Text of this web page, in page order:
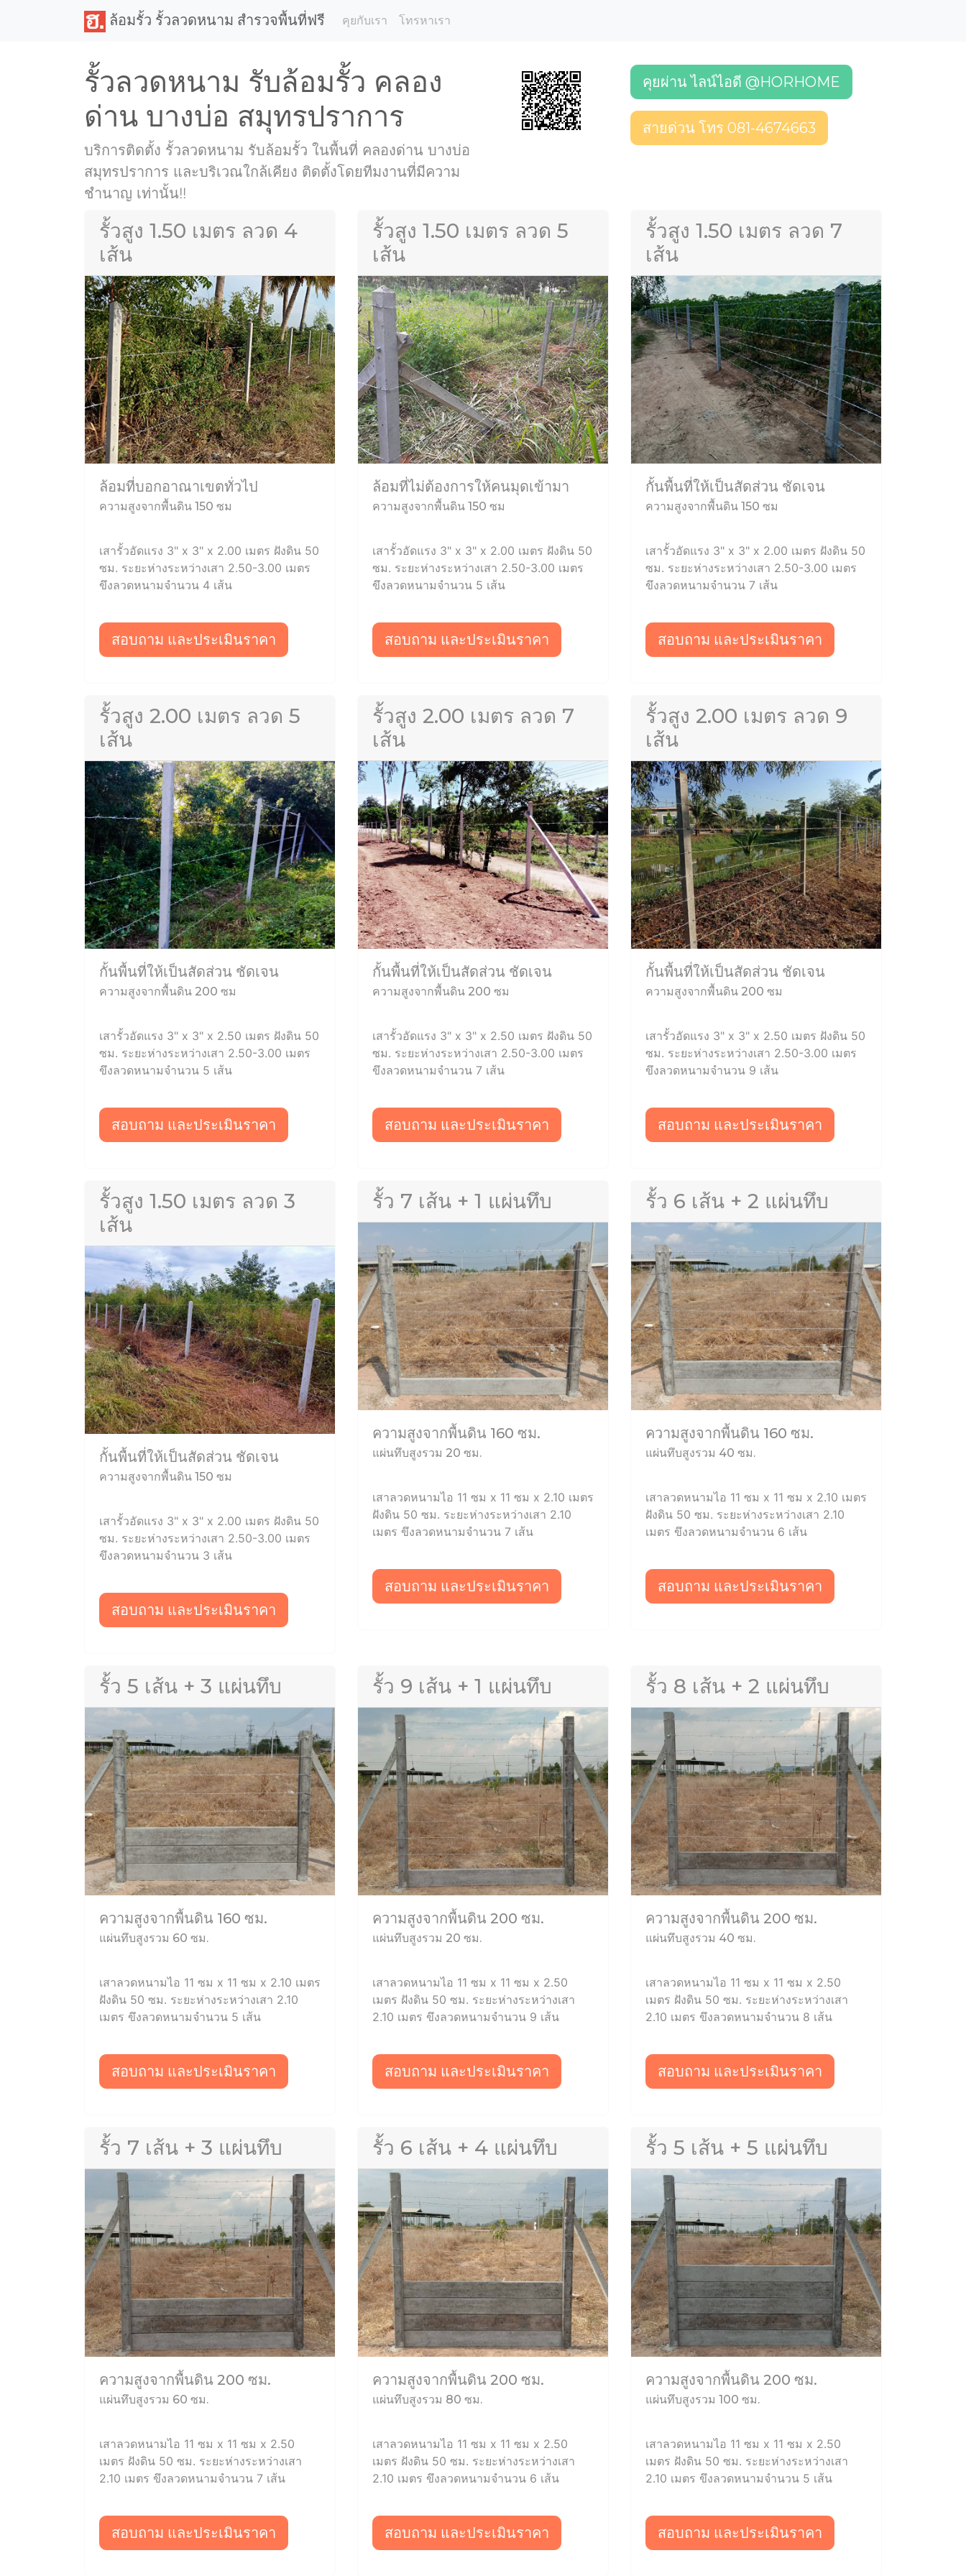
ล้อมรั้ว รั้วลวดหนาม สำรวจพื้นที่ฟรี คุยกับเรา โทรหาเรา
รั้วลวดหนาม รับล้อมรั้ว คลอง
ด่าน บางบ่อ สมุทรปราการ
บริการติดตั้ง รั้วลวดหนาม รับล้อมรั้ว ในพื้นที่ คลองด่าน บางบ่อ
สมุทรปราการ และบริเวณใกล้เคียง ติดตั้งโดยทีมงานที่มีความ
ชำนาญ เท่านั้น!!
คุยผ่าน ไลน์ไอดี @HORHOME
สายด่วน โทร 081-4674663
รั้วสูง 1.50 เมตร ลวด 4
เส้น
ล้อมที่บอกอาณาเขตทั่วไป
ความสูงจากพื้นดิน 150 ซม
เสารั้วอัดแรง 3" x 3" x 2.00 เมตร ฝังดิน 50
ซม. ระยะห่างระหว่างเสา 2.50-3.00 เมตร
ขึงลวดหนามจำนวน 4 เส้น
สอบถาม และประเมินราคา
รั้วสูง 1.50 เมตร ลวด 5
เส้น
ล้อมที่ไม่ต้องการให้คนมุดเข้ามา
ความสูงจากพื้นดิน 150 ซม
เสารั้วอัดแรง 3" x 3" x 2.00 เมตร ฝังดิน 50
ซม. ระยะห่างระหว่างเสา 2.50-3.00 เมตร
ขึงลวดหนามจำนวน 5 เส้น
สอบถาม และประเมินราคา
รั้วสูง 1.50 เมตร ลวด 7
เส้น
กั้นพื้นที่ให้เป็นสัดส่วน ชัดเจน
ความสูงจากพื้นดิน 150 ซม
เสารั้วอัดแรง 3" x 3" x 2.00 เมตร ฝังดิน 50
ซม. ระยะห่างระหว่างเสา 2.50-3.00 เมตร
ขึงลวดหนามจำนวน 7 เส้น
สอบถาม และประเมินราคา
รั้วสูง 2.00 เมตร ลวด 5
เส้น
กั้นพื้นที่ให้เป็นสัดส่วน ชัดเจน
ความสูงจากพื้นดิน 200 ซม
เสารั้วอัดแรง 3" x 3" x 2.50 เมตร ฝังดิน 50
ซม. ระยะห่างระหว่างเสา 2.50-3.00 เมตร
ขึงลวดหนามจำนวน 5 เส้น
สอบถาม และประเมินราคา
รั้วสูง 2.00 เมตร ลวด 7
เส้น
กั้นพื้นที่ให้เป็นสัดส่วน ชัดเจน
ความสูงจากพื้นดิน 200 ซม
เสารั้วอัดแรง 3" x 3" x 2.50 เมตร ฝังดิน 50
ซม. ระยะห่างระหว่างเสา 2.50-3.00 เมตร
ขึงลวดหนามจำนวน 7 เส้น
สอบถาม และประเมินราคา
รั้วสูง 2.00 เมตร ลวด 9
เส้น
กั้นพื้นที่ให้เป็นสัดส่วน ชัดเจน
ความสูงจากพื้นดิน 200 ซม
เสารั้วอัดแรง 3" x 3" x 2.50 เมตร ฝังดิน 50
ซม. ระยะห่างระหว่างเสา 2.50-3.00 เมตร
ขึงลวดหนามจำนวน 9 เส้น
สอบถาม และประเมินราคา
รั้วสูง 1.50 เมตร ลวด 3
เส้น
กั้นพื้นที่ให้เป็นสัดส่วน ชัดเจน
ความสูงจากพื้นดิน 150 ซม
เสารั้วอัดแรง 3" x 3" x 2.00 เมตร ฝังดิน 50
ซม. ระยะห่างระหว่างเสา 2.50-3.00 เมตร
ขึงลวดหนามจำนวน 3 เส้น
สอบถาม และประเมินราคา
รั้ว 7 เส้น + 1 แผ่นทึบ
ความสูงจากพื้นดิน 160 ซม.
แผ่นทึบสูงรวม 20 ซม.
เสาลวดหนามไอ 11 ซม x 11 ซม x 2.10 เมตร
ฝังดิน 50 ซม. ระยะห่างระหว่างเสา 2.10
เมตร ขึงลวดหนามจำนวน 7 เส้น
สอบถาม และประเมินราคา
รั้ว 6 เส้น + 2 แผ่นทึบ
ความสูงจากพื้นดิน 160 ซม.
แผ่นทึบสูงรวม 40 ซม.
เสาลวดหนามไอ 11 ซม x 11 ซม x 2.10 เมตร
ฝังดิน 50 ซม. ระยะห่างระหว่างเสา 2.10
เมตร ขึงลวดหนามจำนวน 6 เส้น
สอบถาม และประเมินราคา
รั้ว 5 เส้น + 3 แผ่นทึบ
ความสูงจากพื้นดิน 160 ซม.
แผ่นทึบสูงรวม 60 ซม.
เสาลวดหนามไอ 11 ซม x 11 ซม x 2.10 เมตร
ฝังดิน 50 ซม. ระยะห่างระหว่างเสา 2.10
เมตร ขึงลวดหนามจำนวน 5 เส้น
สอบถาม และประเมินราคา
รั้ว 9 เส้น + 1 แผ่นทึบ
ความสูงจากพื้นดิน 200 ซม.
แผ่นทึบสูงรวม 20 ซม.
เสาลวดหนามไอ 11 ซม x 11 ซม x 2.50
เมตร ฝังดิน 50 ซม. ระยะห่างระหว่างเสา
2.10 เมตร ขึงลวดหนามจำนวน 9 เส้น
สอบถาม และประเมินราคา
รั้ว 8 เส้น + 2 แผ่นทึบ
ความสูงจากพื้นดิน 200 ซม.
แผ่นทึบสูงรวม 40 ซม.
เสาลวดหนามไอ 11 ซม x 11 ซม x 2.50
เมตร ฝังดิน 50 ซม. ระยะห่างระหว่างเสา
2.10 เมตร ขึงลวดหนามจำนวน 8 เส้น
สอบถาม และประเมินราคา
รั้ว 7 เส้น + 3 แผ่นทึบ
ความสูงจากพื้นดิน 200 ซม.
แผ่นทึบสูงรวม 60 ซม.
เสาลวดหนามไอ 11 ซม x 11 ซม x 2.50
เมตร ฝังดิน 50 ซม. ระยะห่างระหว่างเสา
2.10 เมตร ขึงลวดหนามจำนวน 7 เส้น
สอบถาม และประเมินราคา
รั้ว 6 เส้น + 4 แผ่นทึบ
ความสูงจากพื้นดิน 200 ซม.
แผ่นทึบสูงรวม 80 ซม.
เสาลวดหนามไอ 11 ซม x 11 ซม x 2.50
เมตร ฝังดิน 50 ซม. ระยะห่างระหว่างเสา
2.10 เมตร ขึงลวดหนามจำนวน 6 เส้น
สอบถาม และประเมินราคา
รั้ว 5 เส้น + 5 แผ่นทึบ
ความสูงจากพื้นดิน 200 ซม.
แผ่นทึบสูงรวม 100 ซม.
เสาลวดหนามไอ 11 ซม x 11 ซม x 2.50
เมตร ฝังดิน 50 ซม. ระยะห่างระหว่างเสา
2.10 เมตร ขึงลวดหนามจำนวน 5 เส้น
สอบถาม และประเมินราคา